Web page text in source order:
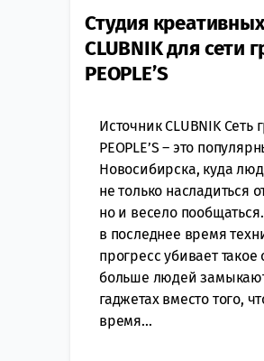
Студия
CLUBNIK для сети
PEOPLE’S
Источник CLUBNIK Сеть
PEOPLE’S – это
Новосибирска, куда
не только насладиться
но и весело
в последнее время
прогресс убивает
больше людей
гаджетах вместо того,
время...